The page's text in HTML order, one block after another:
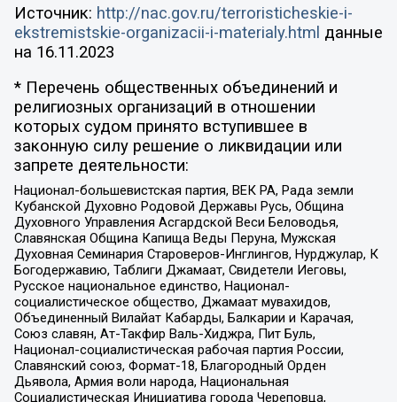
Источник: http://nac.gov.ru/terroristicheskie-i-
ekstremistskie-organizacii-i-materialy.html данные
на 16.11.2023
* Перечень общественных объединений и
религиозных организаций в отношении
которых судом принято вступившее в
законную силу решение о ликвидации или
запрете деятельности:
Национал-большевистская партия, ВЕК РА, Рада земли
Кубанской Духовно Родовой Державы Русь, Община
Духовного Управления Асгардской Веси Беловодья,
Славянская Община Капища Веды Перуна, Мужская
Духовная Семинария Староверов-Инглингов, Нурджулар, К
Богодержавию, Таблиги Джамаат, Свидетели Иеговы,
Русское национальное единство, Национал-
социалистическое общество, Джамаат мувахидов,
Объединенный Вилайат Кабарды, Балкарии и Карачая,
Союз славян, Ат-Такфир Валь-Хиджра, Пит Буль,
Национал-социалистическая рабочая партия России,
Славянский союз, Формат-18, Благородный Орден
Дьявола, Армия воли народа, Национальная
Социалистическая Инициатива города Череповца,